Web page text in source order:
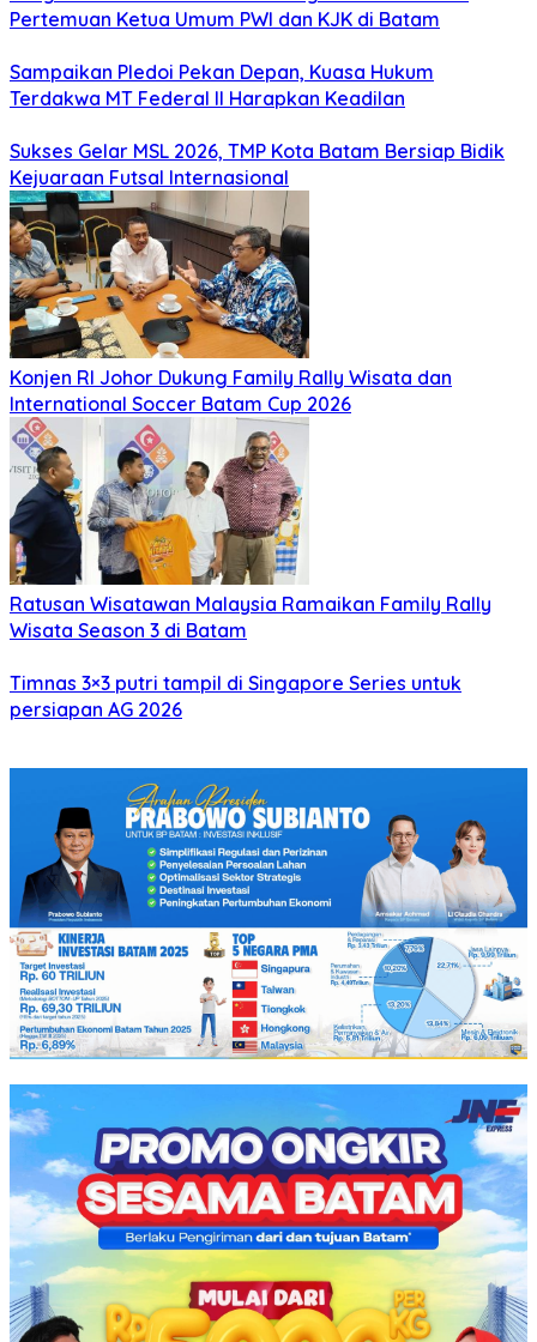
Pertemuan Ketua Umum PWI dan KJK di Batam
Sampaikan Pledoi Pekan Depan, Kuasa Hukum
Terdakwa MT Federal II Harapkan Keadilan
Sukses Gelar MSL 2026, TMP Kota Batam Bersiap Bidik
Kejuaraan Futsal Internasional
Konjen RI Johor Dukung Family Rally Wisata dan
International Soccer Batam Cup 2026
Ratusan Wisatawan Malaysia Ramaikan Family Rally
Wisata Season 3 di Batam
Timnas 3×3 putri tampil di Singapore Series untuk
persiapan AG 2026